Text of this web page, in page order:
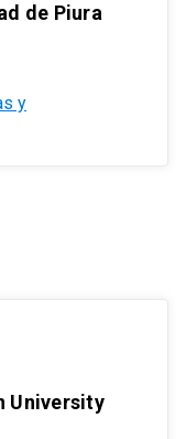
de Piura
y
University